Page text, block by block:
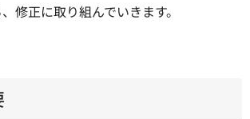
修正に取り組んでいきます。